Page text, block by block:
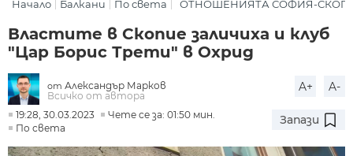
Начало Балкани По света ОТНОШЕНИЯТА СОФИЯ-
Властите в Скопие заличиха и клуб
"Цар Борис Трети" в Охрид
от Александър Марков
Всичко от автора
A+ A-
19:28, 30.03.2023
Чете се за: 01:50 мин.
По света
Запази